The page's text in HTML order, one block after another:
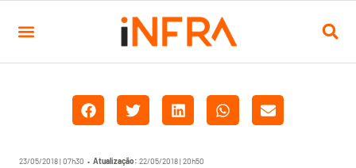
23/05/2018 | 07h30 • Atualização: 22/05/2018 | 20h50